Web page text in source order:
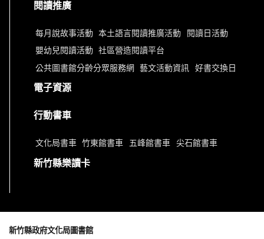
閱讀推廣
每月說故事活動 本土語言閱讀推廣活動 閱讀日活動
嬰幼兒閱讀活動 社區營造閱讀平台
公共圖書館分齡分眾服務網 藝文活動資訊 好書交換日
電子資源
行動書車
文化局書車 竹東館書車 五峰館書車 尖石館書車
新竹縣樂讀卡
新竹縣政府文化局圖書館